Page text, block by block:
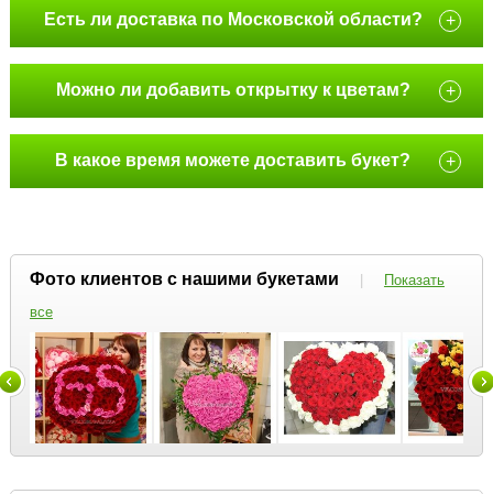
Есть ли доставка по Московской области? +
Можно ли добавить открытку к цветам? +
В какое время можете доставить букет? +
Фото клиентов с нашими букетами |
Показать
все